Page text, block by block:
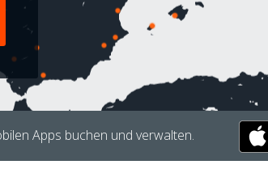
Apps buchen und verwalten.